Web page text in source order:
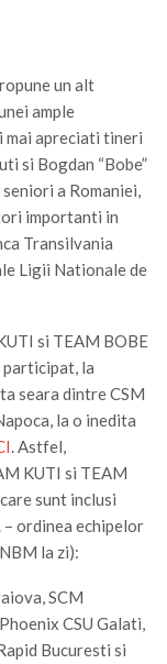
un alt
ample
mai apreciati tineri
si Bogdan “Bobe”
a Romaniei,
importanti in
Transilvania
Ligii Nationale de
si TEAM BOBE
la
seara dintre CSM
la o inedita
. Astfel,
KUTI si TEAM
sunt inclusi
– ordinea echipelor
la zi):
SCM
CSU Galati,
Bucuresti si